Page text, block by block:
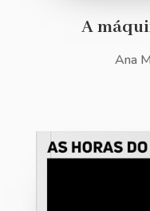
A
Ana